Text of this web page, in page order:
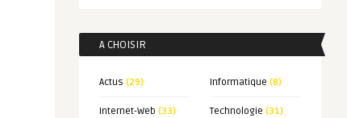
A CHOISIR
Actus (29) Informatique (8)
Internet-Web (33) Technologie (31)